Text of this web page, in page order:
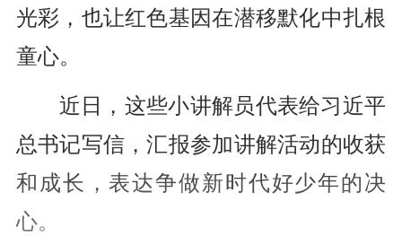
光彩，也让红色基因在潜移默化中扎根
童心。
近日，这些小讲解员代表给习近平
总书记写信，汇报参加讲解活动的收获
和成长，表达争做新时代好少年的决
心。